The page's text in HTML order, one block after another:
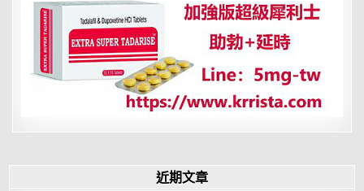
近期文章